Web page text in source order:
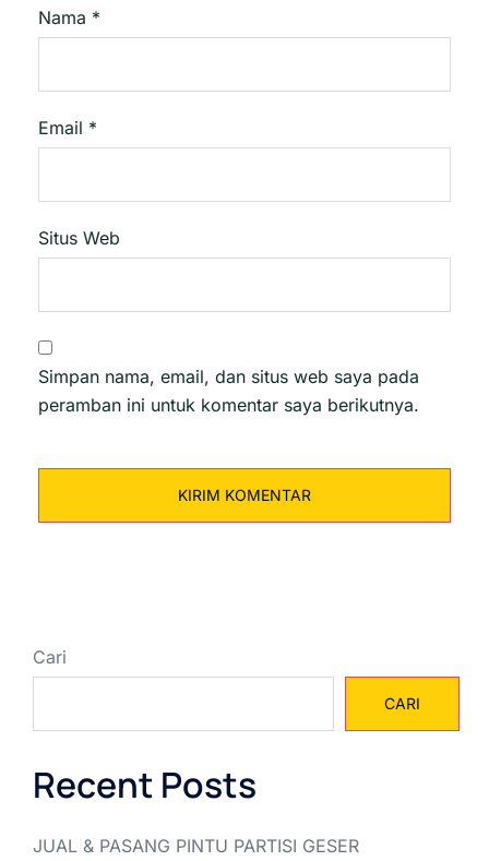
Nama *
Email *
Situs Web
Simpan nama, email, dan situs web saya pada
peramban ini untuk komentar saya berikutnya.
Cari
CARI
Recent Posts
JUAL & PASANG PINTU PARTISI GESER